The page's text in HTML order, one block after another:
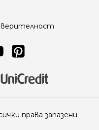
права запазени